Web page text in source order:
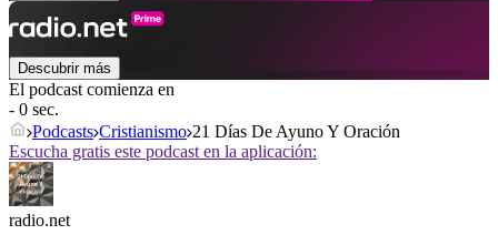
Descubrir más
El podcast comienza en
- 0 sec.
Podcasts Cristianismo 21 Días De Ayuno Y Oración
Escucha gratis este podcast en la aplicación:
radio.net